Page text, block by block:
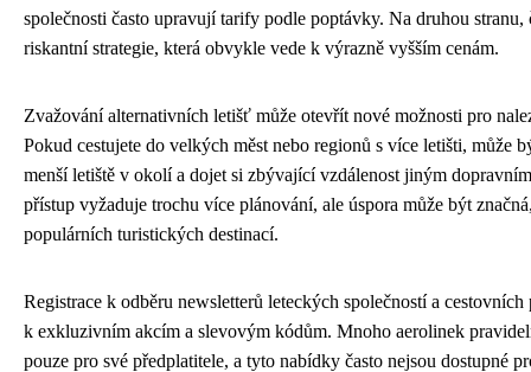
společnosti často upravují tarify podle poptávky. Na druhou
riskantní strategie, která obvykle vede k výrazně vyšším cenám.
Zvažování alternativních letišť může otevřít nové možnosti pro
Pokud cestujete do velkých měst nebo regionů s více letišti, může
menší letiště v okolí a dojet si zbývající vzdálenost jiným
přístup vyžaduje trochu více plánování, ale úspora může být
populárních turistických destinací.
Registrace k odběru newsletterů leteckých společností a
k exkluzivním akcím a slevovým kódům. Mnoho aerolinek
pouze pro své předplatitele, a tyto nabídky často nejsou dostupné